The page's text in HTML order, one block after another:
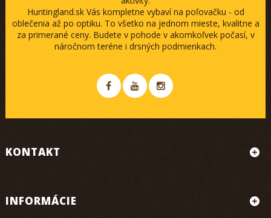
Huntingland.sk Vás kompletne vybaví na poľovačku - od
oblečenia až po optiku. To všetko na jednom mieste, kvalitne a
za primerané ceny. Budete v pohode v akomkoľvek počasí, v
náročnom teréne i drsných podmienkach.
KONTAKT
INFORMÁCIE